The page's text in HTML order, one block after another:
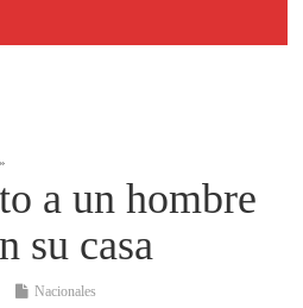
a un hombre
su casa
Nacionales